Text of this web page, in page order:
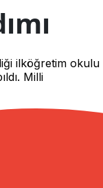
ilköğretim
Milli